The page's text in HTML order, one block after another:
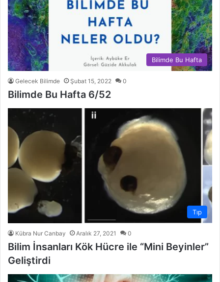
Bilimde Bu Hafta
Gelecek Bilimde Şubat 15, 2022 0
Bilimde Bu Hafta 6/52
Tıp
Kübra Nur Canbay Aralık 27, 2021 0
Bilim İnsanları Kök Hücre ile “Mini Beyinler”
Geliştirdi